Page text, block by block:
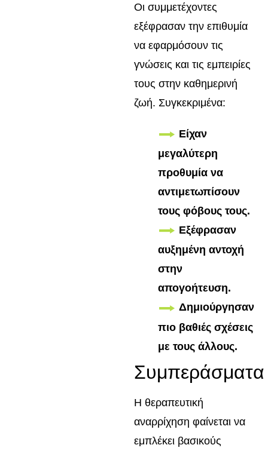
Οι συμμετέχοντες
εξέφρασαν την επιθυμία
να εφαρμόσουν τις
γνώσεις και τις εμπειρίες
τους στην καθημερινή
ζωή. Συγκεκριμένα:
Είχαν
μεγαλύτερη
προθυμία να
αντιμετωπίσουν
τους φόβους τους.
Εξέφρασαν
αυξημένη αντοχή
στην
απογοήτευση.
Δημιούργησαν
πιο βαθιές σχέσεις
με τους άλλους.
Συμπεράσματα
Η θεραπευτική
αναρρίχηση φαίνεται να
εμπλέκει βασικούς